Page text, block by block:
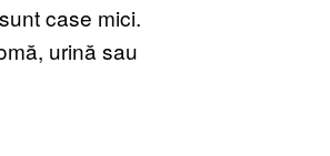
case mici.
urină sau